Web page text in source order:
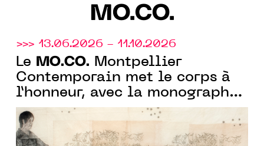
MO.CO.
>>> 13.06.2026 - 11.10.2026
Le MO.CO. Montpellier
Contemporain met le corps à
l’honneur, avec la monographie
de Kiki Smith et avec
l'exposition collective "À fleur
de peau"